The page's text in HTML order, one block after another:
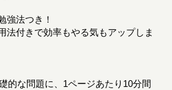
強法つき！
法付きで効率もやる気もアップしま
的な問題に、1ページあたり10分間